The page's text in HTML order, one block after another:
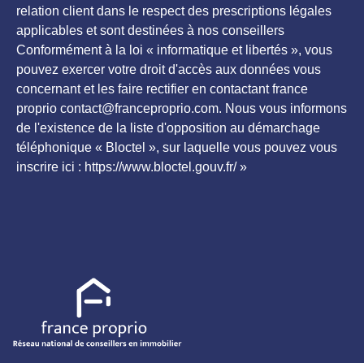
relation client dans le respect des prescriptions légales
applicables et sont destinées à nos conseillers
Conformément à la loi « informatique et libertés », vous
pouvez exercer votre droit d'accès aux données vous
concernant et les faire rectifier en contactant france
proprio contact@franceproprio.com. Nous vous informons
de l'existence de la liste d'opposition au démarchage
téléphonique « Bloctel », sur laquelle vous pouvez vous
inscrire ici : https://www.bloctel.gouv.fr/ »